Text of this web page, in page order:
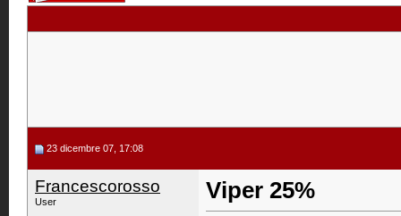
23 dicembre 07, 17:08
Francescorosso
User Viper 25%